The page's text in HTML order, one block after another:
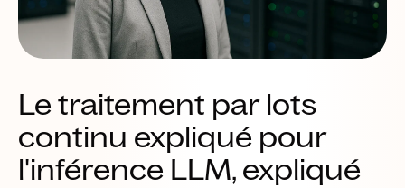
Le traitement par lots
continu expliqué pour
l'inférence LLM, expliqué